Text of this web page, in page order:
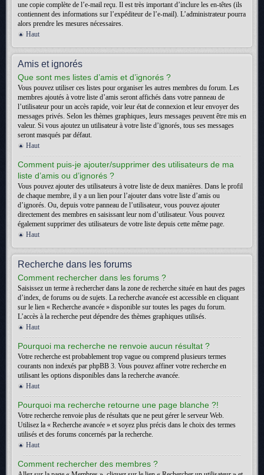
une copie complète de l’e-mail reçu. Il est très important d’inclure les en-têtes (ils
contiennent des informations sur l’expéditeur de l’e-mail). L’administrateur pourra
alors prendre les mesures nécessaires.
Haut
Amis et ignorés
Que sont mes listes d’amis et d’ignorés ?
Vous pouvez utiliser ces listes pour organiser les autres membres du forum. Les
membres ajoutés à votre liste d’amis seront affichés dans votre panneau de
l’utilisateur pour un accès rapide, voir leur état de connexion et leur envoyer des
messages privés. Selon les thèmes graphiques, leurs messages peuvent être mis en
valeur. Si vous ajoutez un utilisateur à votre liste d’ignorés, tous ses messages
seront masqués par défaut.
Haut
Comment puis-je ajouter/supprimer des utilisateurs de ma
liste d’amis ou d’ignorés ?
Vous pouvez ajouter des utilisateurs à votre liste de deux manières. Dans le profil
de chaque membre, il y a un lien pour l’ajouter dans votre liste d’amis ou
d’ignorés. Ou, depuis votre panneau de l’utilisateur, vous pouvez ajouter
directement des membres en saisissant leur nom d’utilisateur. Vous pouvez
également supprimer des utilisateurs de votre liste depuis cette même page.
Haut
Recherche dans les forums
Comment rechercher dans les forums ?
Saisissez un terme à rechercher dans la zone de recherche située en haut des pages
d’index, de forums ou de sujets. La recherche avancée est accessible en cliquant
sur le lien « Recherche avancée » disponible sur toutes les pages du forum.
L’accès à la recherche peut dépendre des thèmes graphiques utilisés.
Haut
Pourquoi ma recherche ne renvoie aucun résultat ?
Votre recherche est probablement trop vague ou comprend plusieurs termes
courants non indexés par phpBB 3. Vous pouvez affiner votre recherche en
utilisant les options disponibles dans la recherche avancée.
Haut
Pourquoi ma recherche retourne une page blanche ?!
Votre recherche renvoie plus de résultats que ne peut gérer le serveur Web.
Utilisez la « Recherche avancée » et soyez plus précis dans le choix des termes
utilisés et des forums concernés par la recherche.
Haut
Comment rechercher des membres ?